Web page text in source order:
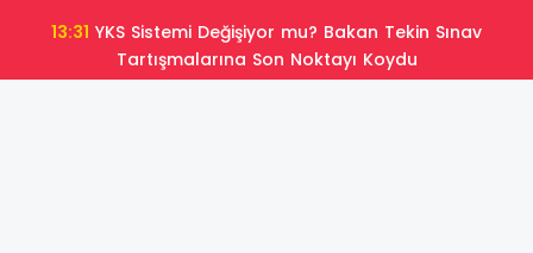
13:05MEB 2026 İlk Defa Yönetici Atama Takvimi
Güncellendi